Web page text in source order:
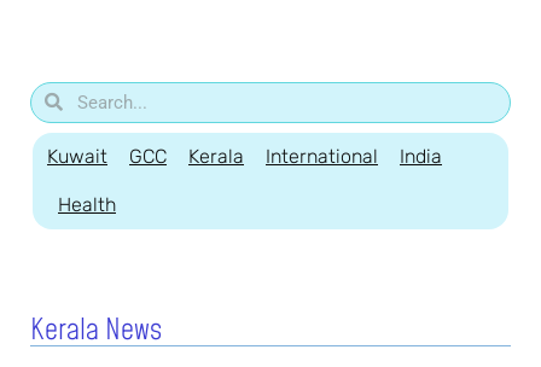
Kuwait GCC Kerala International India
Health
Kerala News